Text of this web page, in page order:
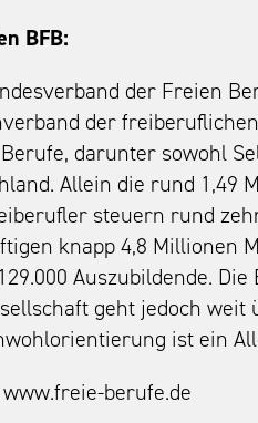
BFB:
der Freien
der
darunter sowohl
Allein die rund 1,49
steuern rund
knapp 4,8 Millionen
Auszubildende.
geht jedoch weit
ist ein
www.freie-berufe.de